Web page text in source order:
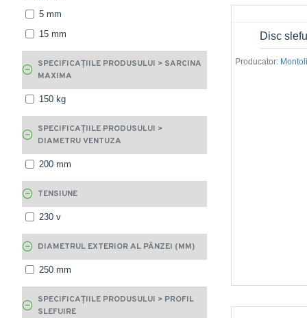
5 mm
15 mm
SPECIFICAȚIILE PRODUSULUI > SARCINA
MAXIMA
150 kg
SPECIFICAȚIILE PRODUSULUI >
DIAMETRU VENTUZA
200 mm
TENSIUNE
230 v
DIAMETRUL EXTERIOR AL PÂNZEI (MM)
250 mm
SPECIFICAȚIILE PRODUSULUI > PROFIL
SLEFUIRE
Producator:
Disc